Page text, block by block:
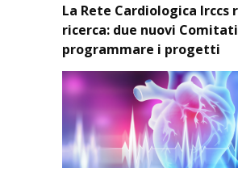
La Rete Cardiologica Irccs
ricerca: due nuovi
programmare i progetti